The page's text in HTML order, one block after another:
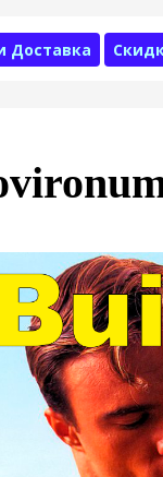
Доставка